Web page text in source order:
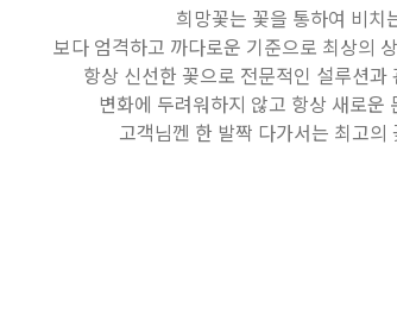
희망꽃는 꽃을 통하여 비치
보다 엄격하고 까다로운 기준으로 최상의
항상 신선한 꽃으로 전문적인 설루션
변화에 두려워하지 않고 항상 새로운
고객님껜 한 발짝 다가서는 최고